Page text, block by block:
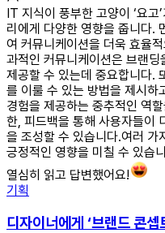
IT 지식이 풍부한 고양이 ‘요고
리에게 다양한 영향을 줍니다.
여 커뮤니케이션을 더욱 효율
과적인 커뮤니케이션은 브랜
제공할 수 있는데 중요합니다.
를 이룰 수 있는 방법을 제시하
경험을 제공하는 중추적인 역
한, 피드백을 통해 사용자들이
을 조성할 수 있습니다.여러 가
긍정적인 영향을 미칠 수 있습
열심히 읽고 답변했어요!
기획
디자이너에게 ‘브랜드 콘